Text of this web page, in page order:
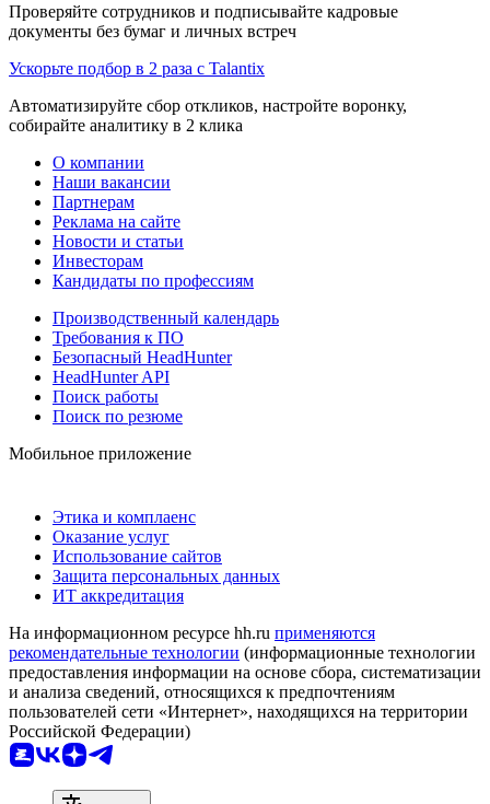
Проверяйте сотрудников и подписывайте кадровые
документы без бумаг и личных встреч
Ускорьте подбор в 2 раза с Talantix
Автоматизируйте сбор откликов, настройте воронку,
собирайте аналитику в 2 клика
О компании
Наши вакансии
Партнерам
Реклама на сайте
Новости и статьи
Инвесторам
Кандидаты по профессиям
Производственный календарь
Требования к ПО
Безопасный HeadHunter
HeadHunter API
Поиск работы
Поиск по резюме
Мобильное приложение
Этика и комплаенс
Оказание услуг
Использование сайтов
Защита персональных данных
ИТ аккредитация
На информационном ресурсе hh.ru применяются
рекомендательные технологии (информационные технологии
предоставления информации на основе сбора, систематизации
и анализа сведений, относящихся к предпочтениям
пользователей сети «Интернет», находящихся на территории
Российской Федерации)